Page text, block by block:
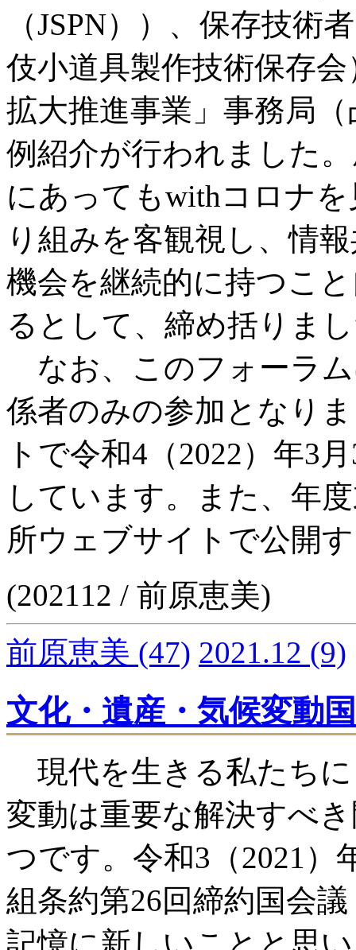
（JSPN））、保存技術
伎小道具製作技術保存
拡大推進事業」事務局
例紹介が行われました
にあってもwithコロナ
り組みを客観視し、情
機会を継続的に持つこと
るとして、締め括りま
なお、このフォーラ
係者のみの参加となり
トで令和4（2022）年3
しています。また、年
所ウェブサイトで公開
(202112 / 前原恵美)
前原恵美 (47) 2021.12 (9)
文化・遺産・気候変動
現代を生きる私たち
変動は重要な解決すべ
つです。令和3（2021）
組条約第26回締約国会
記憶に新しいことと思